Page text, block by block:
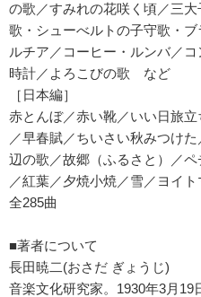
の歌／すみれの花咲く頃／三
歌・シューべルトの子守歌・
ルチア／コーヒー・ルンバ／
時計／よろこびの歌 など
［日本編］
赤とんぼ／赤い靴／いい日旅
／早春賦／ちいさい秋みつけ
辺の歌／故郷（ふるさと）／
／紅葉／夕焼小焼／雪／ヨイ
全285曲
■著者について
長田暁二(おさだ ぎょうじ)
音楽文化研究家。1930年3月